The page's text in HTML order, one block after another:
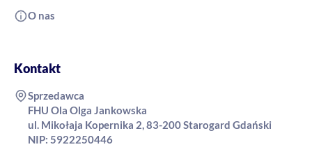
O nas
Kontakt
Sprzedawca
FHU Ola Olga Jankowska
ul. Mikołaja Kopernika 2, 83-200 Starogard Gdański
NIP: 5922250446